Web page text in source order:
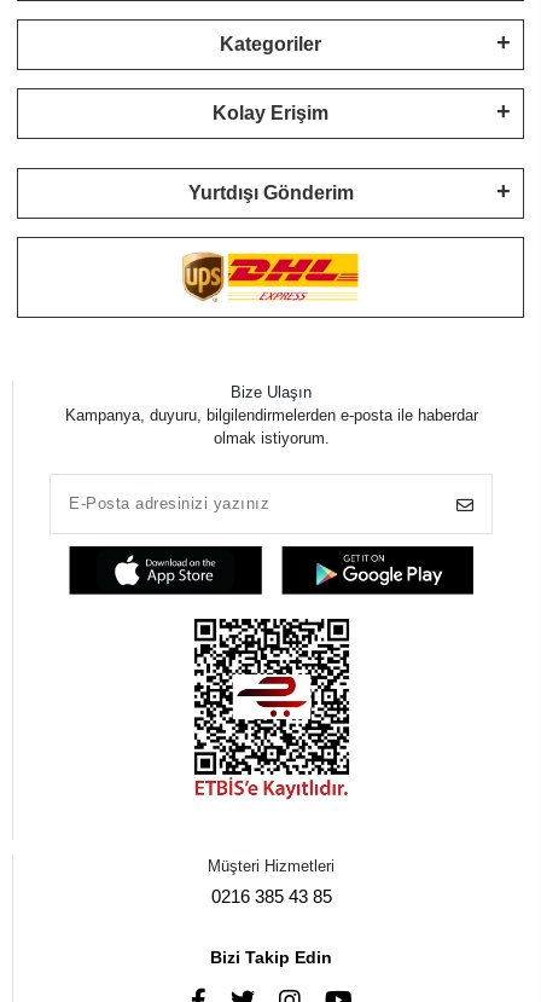
Kategoriler
Kolay Erişim
Yurtdışı Gönderim
Bize Ulaşın
Kampanya, duyuru, bilgilendirmelerden e-posta ile haberdar
olmak istiyorum.
Müşteri Hizmetleri
0216 385 43 85
Bizi Takip Edin